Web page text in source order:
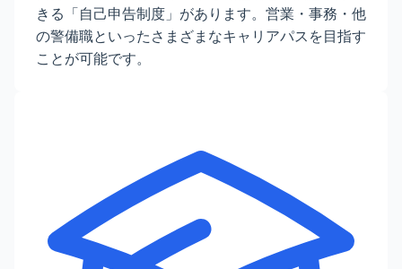
きる「自己申告制度」があります。営業・事務・他
の警備職といったさまざまなキャリアパスを目指す
ことが可能です。